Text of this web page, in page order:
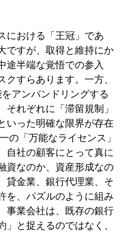
における「王冠」であ
ですが、取得と維持にか
途半端な覚悟での参入
クすらあります。一方、
アンバンドリングする
それぞれに「滞留規制」
いった明確な限界が存在
の「万能なライセンス」
自社の顧客にとって真に
資なのか、資産形成なの
貸金業、銀行代理業、そ
を、パズルのように組み
事業会社は、既存の銀行
」と捉えるのではなく、